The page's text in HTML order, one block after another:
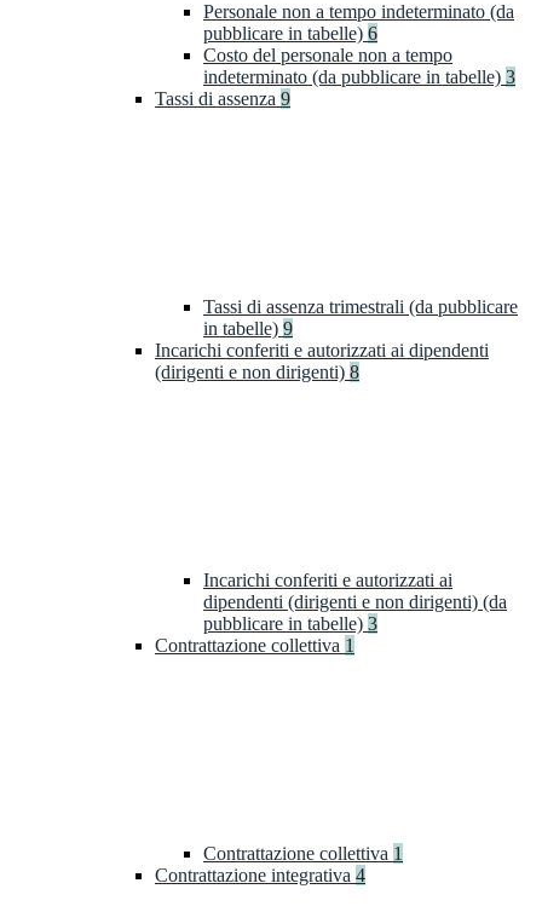
Personale non a tempo indeterminato (da
pubblicare in tabelle) 6
Costo del personale non a tempo
indeterminato (da pubblicare in tabelle) 3
Tassi di assenza 9
Tassi di assenza trimestrali (da pubblicare
in tabelle) 9
Incarichi conferiti e autorizzati ai dipendenti
(dirigenti e non dirigenti) 8
Incarichi conferiti e autorizzati ai
dipendenti (dirigenti e non dirigenti) (da
pubblicare in tabelle) 3
Contrattazione collettiva 1
Contrattazione collettiva 1
Contrattazione integrativa 4